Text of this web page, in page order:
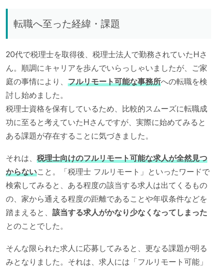
転職へ至った経緯・課題
20代で税理士を取得後、税理士法人で勤務されていたHさ
ん。順調にキャリアを歩んでいらっしゃいましたが、ご家
庭の事情により、 フルリモート可能な事務所への転職を検
討し始めました。
税理士資格を保有しているため、比較的スムーズに転職成
功に至ると考えていたHさんですが、実際に始めてみると
ある課題が存在することに気づきました。
それは、 税理士向けのフルリモート可能な求人が全然見つ
からないこと。「税理士 フルリモート」といったワードで
検索してみると、ある程度の該当する求人は出てくるもの
の、家から通える程度の距離であることや年収条件などを
踏まえると、 該当する求人がかなり少なくなってしまった
とのことでした。
そんな限られた求人に応募してみると、更なる課題が明る
みとなりました。それは、求人には「フルリモート可能」